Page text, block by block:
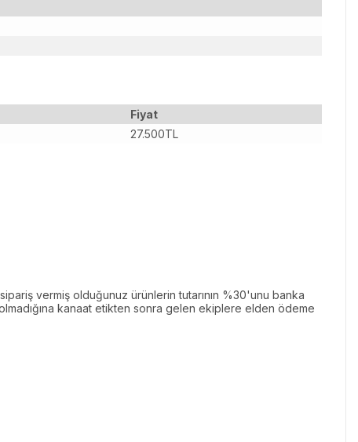
Fiyat
27.500TL
vermiş olduğunuz ürünlerin tutarının %30'unu banka
kanaat etikten sonra gelen ekiplere elden ödeme